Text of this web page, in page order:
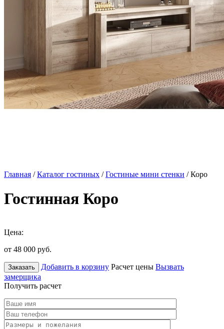
Главная /Каталог гостиных /Гостиные мини стенки / Коро
Гостинная Коро
Цена:
от 48 000 руб.
Заказать Добавить в корзину Расчет цены Вызвать
замерщика
Получить расчет